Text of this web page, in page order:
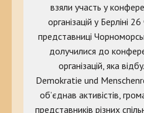
взяли участь у
організацій у Берліні
представниці
долучилися до
організацій, яка
Demokratie und
об’єднав активістів,
представників різних